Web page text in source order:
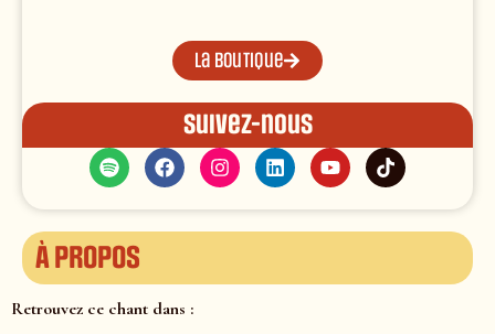
La boutique
Suivez-nous
À propos
Retrouvez ce chant dans :